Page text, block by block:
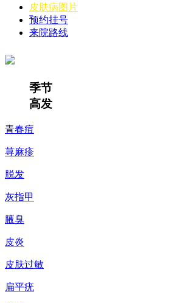
皮肤病图片
预约挂号
来院路线
季节
高发
青春痘
荨麻疹
脱发
灰指甲
腋臭
皮炎
皮肤过敏
扁平疣